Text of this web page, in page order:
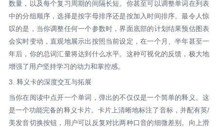
数量，以及每个复习周期的间隔长短。你甚至可以调整单词在列表
中的分组顺序，选择是按字母排序还是按加入时间排序。最令人惊
叹的是，当你调整任何一个参数时，界面底部的计划结果预估图表
会实时变动，直观地展示出按照当前设定，在一个月、半年甚至一
年后，你的总词汇量将达到什么水平。这种可视化的反馈，极大地
增强了用户坚持学习的动力和掌控感。
3. 释义卡的深度交互与拓展
当你在阅读中点开一个单词，弹出的不仅仅是一个简单的释义。这
是一个功能完备的释义卡片。卡片上清晰地标注了音标，并配有英/
美发音切换按钮，用户可以反复对比两种口音的细微差别。向上滑